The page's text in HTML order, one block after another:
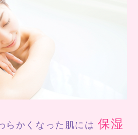
らかくなった肌には 保湿